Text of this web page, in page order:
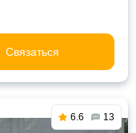
Связаться
6.6 13